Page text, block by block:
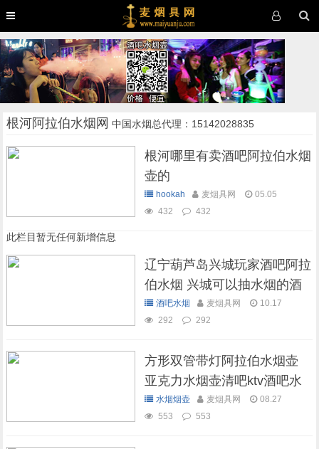
根河阿拉伯水烟网 中国水烟总代理：15142028835
根河哪里有卖酒吧阿拉伯水烟
壶的
hookah 麦烟具网
05.05
432
432
此栏目暂无任何新增信息
辽宁葫芦岛兴城玩家酒吧阿拉
伯水烟 兴城可以抽水烟的酒
吧酒吧水烟 麦烟具网
10.17
292
292
方形双管带灯阿拉伯水烟壶
亚克力水烟壶清吧ktv酒吧水
烟壶水烟烟壶 麦烟具网
08.27
553
553